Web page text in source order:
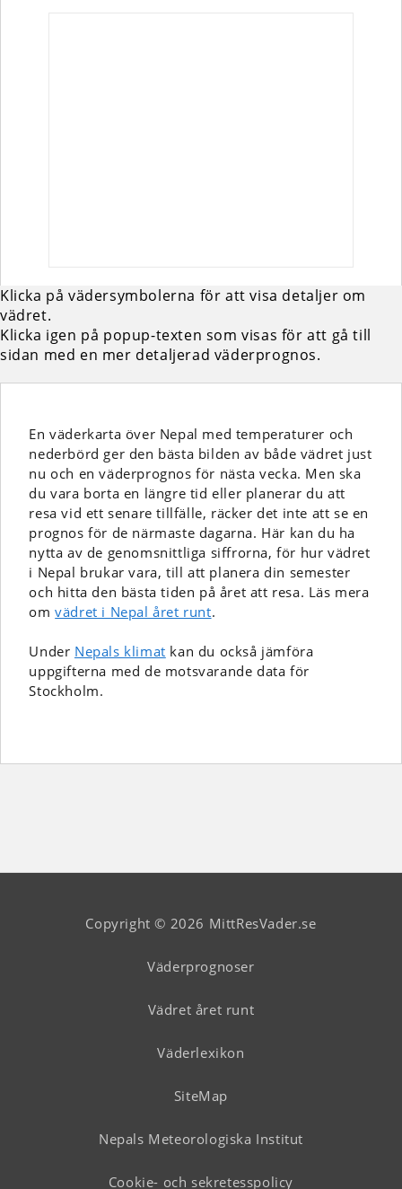
Klicka på vädersymbolerna för att visa detaljer om
vädret.
Klicka igen på popup-texten som visas för att gå till
sidan med en mer detaljerad väderprognos.
En väderkarta över Nepal med temperaturer och
nederbörd ger den bästa bilden av både vädret just
nu och en väderprognos för nästa vecka. Men ska
du vara borta en längre tid eller planerar du att
resa vid ett senare tillfälle, räcker det inte att se en
prognos för de närmaste dagarna. Här kan du ha
nytta av de genomsnittliga siffrorna, för hur vädret
i Nepal brukar vara, till att planera din semester
och hitta den bästa tiden på året att resa. Läs mera
omvädret i Nepal året runt.
Under Nepals klimat kan du också jämföra
uppgifterna med de motsvarande data för
Stockholm.
Copyright © 2026 MittResVader.se
Väderprognoser
Vädret året runt
Väderlexikon
SiteMap
Nepals Meteorologiska Institut
Cookie- och sekretesspolicy